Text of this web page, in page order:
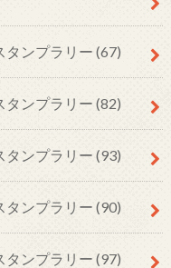
タンプラリー (67)
タンプラリー (82)
タンプラリー (93)
タンプラリー (90)
タンプラリー (97)